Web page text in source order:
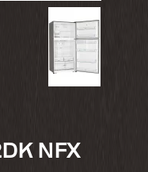
NFX